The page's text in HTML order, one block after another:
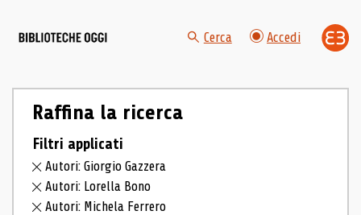
Cerca Accedi
Raffina la ricerca
Filtri applicati
Autori: Giorgio Gazzera
Autori: Lorella Bono
Autori: Michela Ferrero